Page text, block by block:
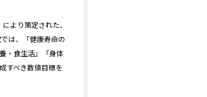
より策定された、
は、「健康寿命の
・食生活」「身体
すべき数値目標を